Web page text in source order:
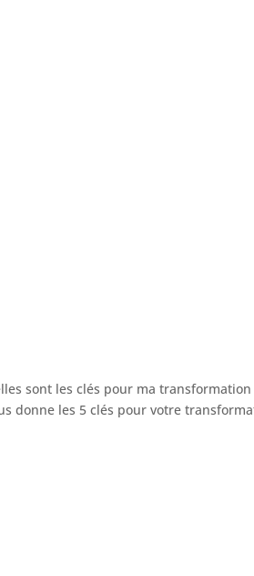
sont les clés pour ma transformation
donne les 5 clés pour votre